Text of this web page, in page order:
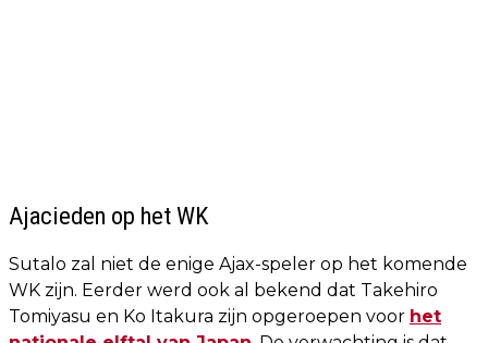
Ajacieden op het WK
Sutalo zal niet de enige Ajax-speler op het komende
WK zijn. Eerder werd ook al bekend dat Takehiro
Tomiyasu en Ko Itakura zijn opgeroepen voor het